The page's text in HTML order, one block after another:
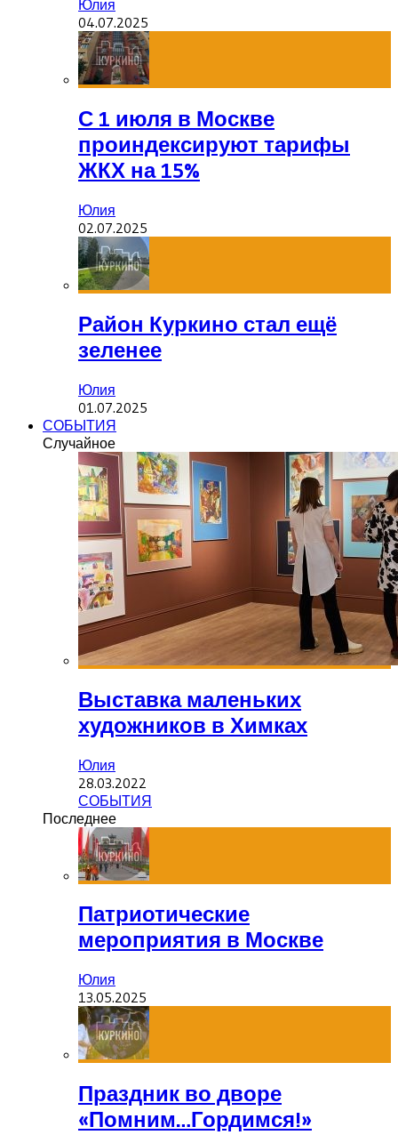
Юлия
04.07.2025
С 1 июля в Москве
проиндексируют тарифы
ЖКХ на 15%
Юлия
02.07.2025
Район Куркино стал ещё
зеленее
Юлия
01.07.2025
СОБЫТИЯ
Случайное
Выставка маленьких
художников в Химках
Юлия
28.03.2022
СОБЫТИЯ
Последнее
Патриотические
мероприятия в Москве
Юлия
13.05.2025
Праздник во дворе
«Помним…Гордимся!»